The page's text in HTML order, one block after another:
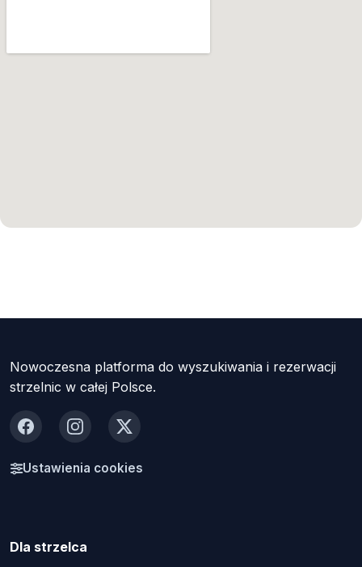
Nowoczesna platforma do wyszukiwania i rezerwacji
strzelnic w całej Polsce.
FacebookInstagram
X
Ustawienia cookies
Dla strzelca